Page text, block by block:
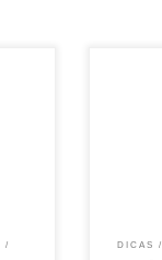
DICAS